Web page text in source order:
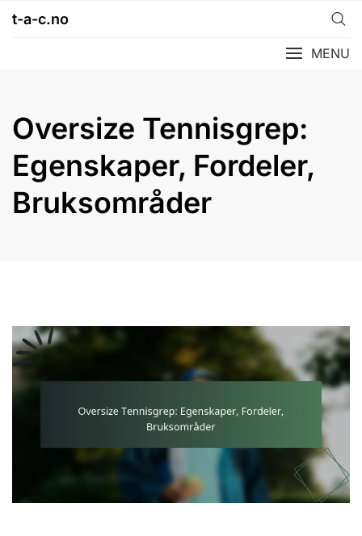
t-a-c.no
MENU
Oversize Tennisgrep:
Egenskaper, Fordeler,
Bruksområder